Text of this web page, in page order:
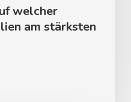
welcher
am stärksten